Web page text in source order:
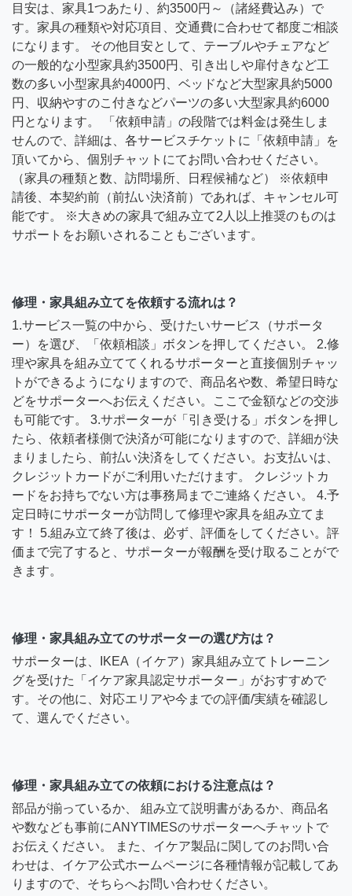
目安は、家具1つあたり、約3500円～（諸経費込み）で
す。家具の種類や対応項目、交通費に合わせて都度ご相談
になります。 その他目安として、テーブルやチェアなど
の一般的な小型家具約3500円、引き出しや扉付きなど工
数の多い小型家具約4000円、ベッドなど大型家具約5000
円、収納やすのこ付きなどパーツの多い大型家具約6000
円となります。 「依頼申請」の段階では料金は発生しま
せんので、詳細は、各サービスチケットに「依頼申請」を
頂いてから、個別チャットにてお問い合わせください。
（家具の種類と数、訪問場所、日程候補など） ※依頼申
請後、本契約前（前払い決済前）であれば、キャンセル可
能です。 ※大きめの家具で組み立て2人以上推奨のものは
サポートをお願いされることもございます。
修理・家具組み立てを依頼する流れは？
1.サービス一覧の中から、受けたいサービス（サポータ
ー）を選び、「依頼相談」ボタンを押してください。 2.修
理や家具を組み立ててくれるサポーターと直接個別チャッ
トができるようになりますので、商品名や数、希望日時な
どをサポーターへお伝えください。ここで金額などの交渉
も可能です。 3.サポーターが「引き受ける」ボタンを押し
たら、依頼者様側で決済が可能になりますので、詳細が決
まりましたら、前払い決済をしてください。お支払いは、
クレジットカードがご利用いただけます。 クレジットカ
ードをお持ちでない方は事務局までご連絡ください。 4.予
定日時にサポーターが訪問して修理や家具を組み立てま
す！ 5.組み立て終了後は、必ず、評価をしてください。評
価まで完了すると、サポーターが報酬を受け取ることがで
きます。
修理・家具組み立てのサポーターの選び方は？
サポーターは、IKEA（イケア）家具組み立てトレーニン
グを受けた「イケア家具認定サポーター」がおすすめで
す。その他に、対応エリアや今までの評価/実績を確認し
て、選んでください。
修理・家具組み立ての依頼における注意点は？
部品が揃っているか、 組み立て説明書があるか、商品名
や数なども事前にANYTIMESのサポーターへチャットで
お伝えください。 また、イケア製品に関してのお問い合
わせは、イケア公式ホームページに各種情報が記載してあ
りますので、そちらへお問い合わせください。